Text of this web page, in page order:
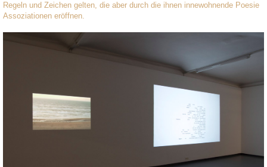
Regeln und Zeichen gelten, die aber durch die ihnen innewohnende Poesie
Assoziationen eröffnen.